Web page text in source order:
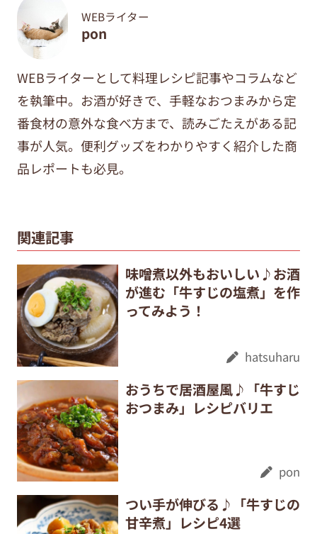
WEBライター
pon
WEBライターとして料理レシピ記事やコラムなど
を執筆中。 お酒が好きで、手軽なおつまみから定
番食材の意外な食べ方まで、 読みごたえがある記
事が人気。便利グッズをわかりやすく紹介した商
品レポートも必見。
関連記事
味噌煮以外もおいしい♪お酒
が進む「牛すじの塩煮」を作
ってみよう！
hatsuharu
おうちで居酒屋風♪「牛すじ
おつまみ」レシピバリエ
pon
つい手が伸びる♪「牛すじの
甘辛煮」レシピ4選